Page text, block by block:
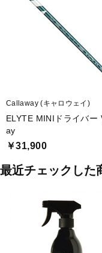
Callaway (キャロウェイ)
ELYTE MINIドライバ
ay
￥31,900
最近チェックした